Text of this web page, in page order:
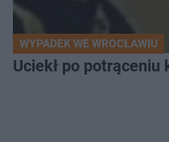
WYPADEK WE WROCŁAWIU
Uciekł po